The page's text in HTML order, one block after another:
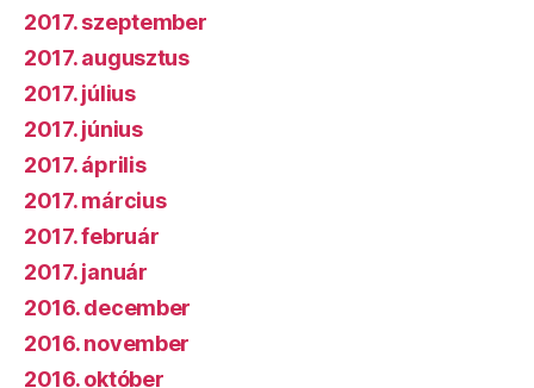
2017. szeptember
2017. augusztus
2017. július
2017. június
2017. április
2017. március
2017. február
2017. január
2016. december
2016. november
2016. október